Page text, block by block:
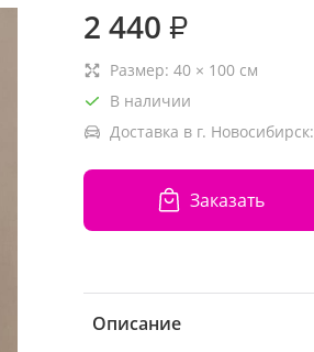
2 440 ₽
Размер: 40 × 100 см
В наличии
Доставка в г. Новосибирск:
Заказать
Описание